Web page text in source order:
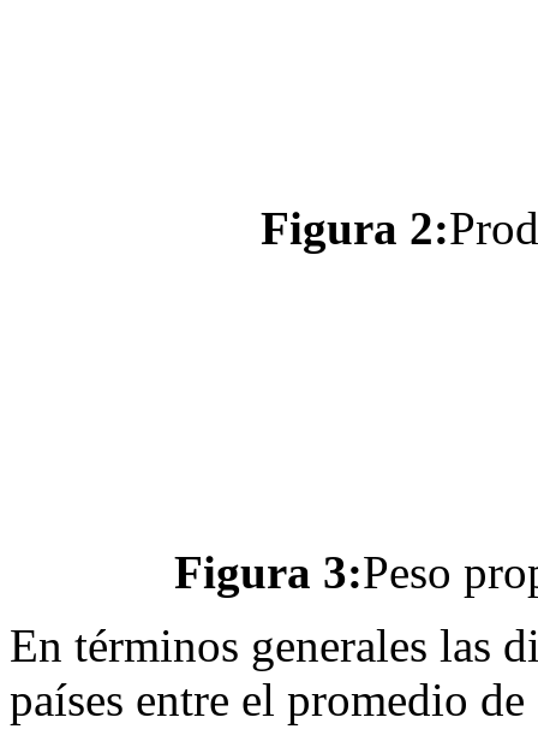
Figura 2:
Figura 3:Peso
En términos generales las
países entre el promedio